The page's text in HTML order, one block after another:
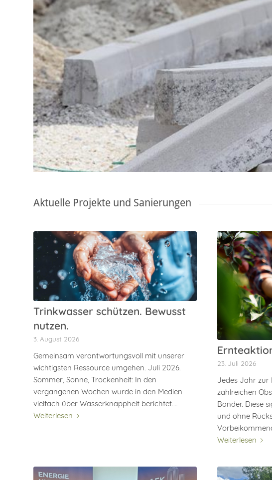
Aktuelle Projekte und Sanierungen
Trinkwasser schützen. Bewusst
nutzen.
3. August 2026
Gemeinsam verantwortungsvoll mit unserer
wichtigsten Ressource umgehen. Juli 2026.
Sommer, Sonne, Trockenheit: In den
vergangenen Wochen wurde in den Medien
vielfach über Wasserknappheit berichtet.…
Weiterlesen
23. Juli 2026
Jedes Jahr zur
zahlreichen
Bänder. Diese
und ohne
Weiterlesen